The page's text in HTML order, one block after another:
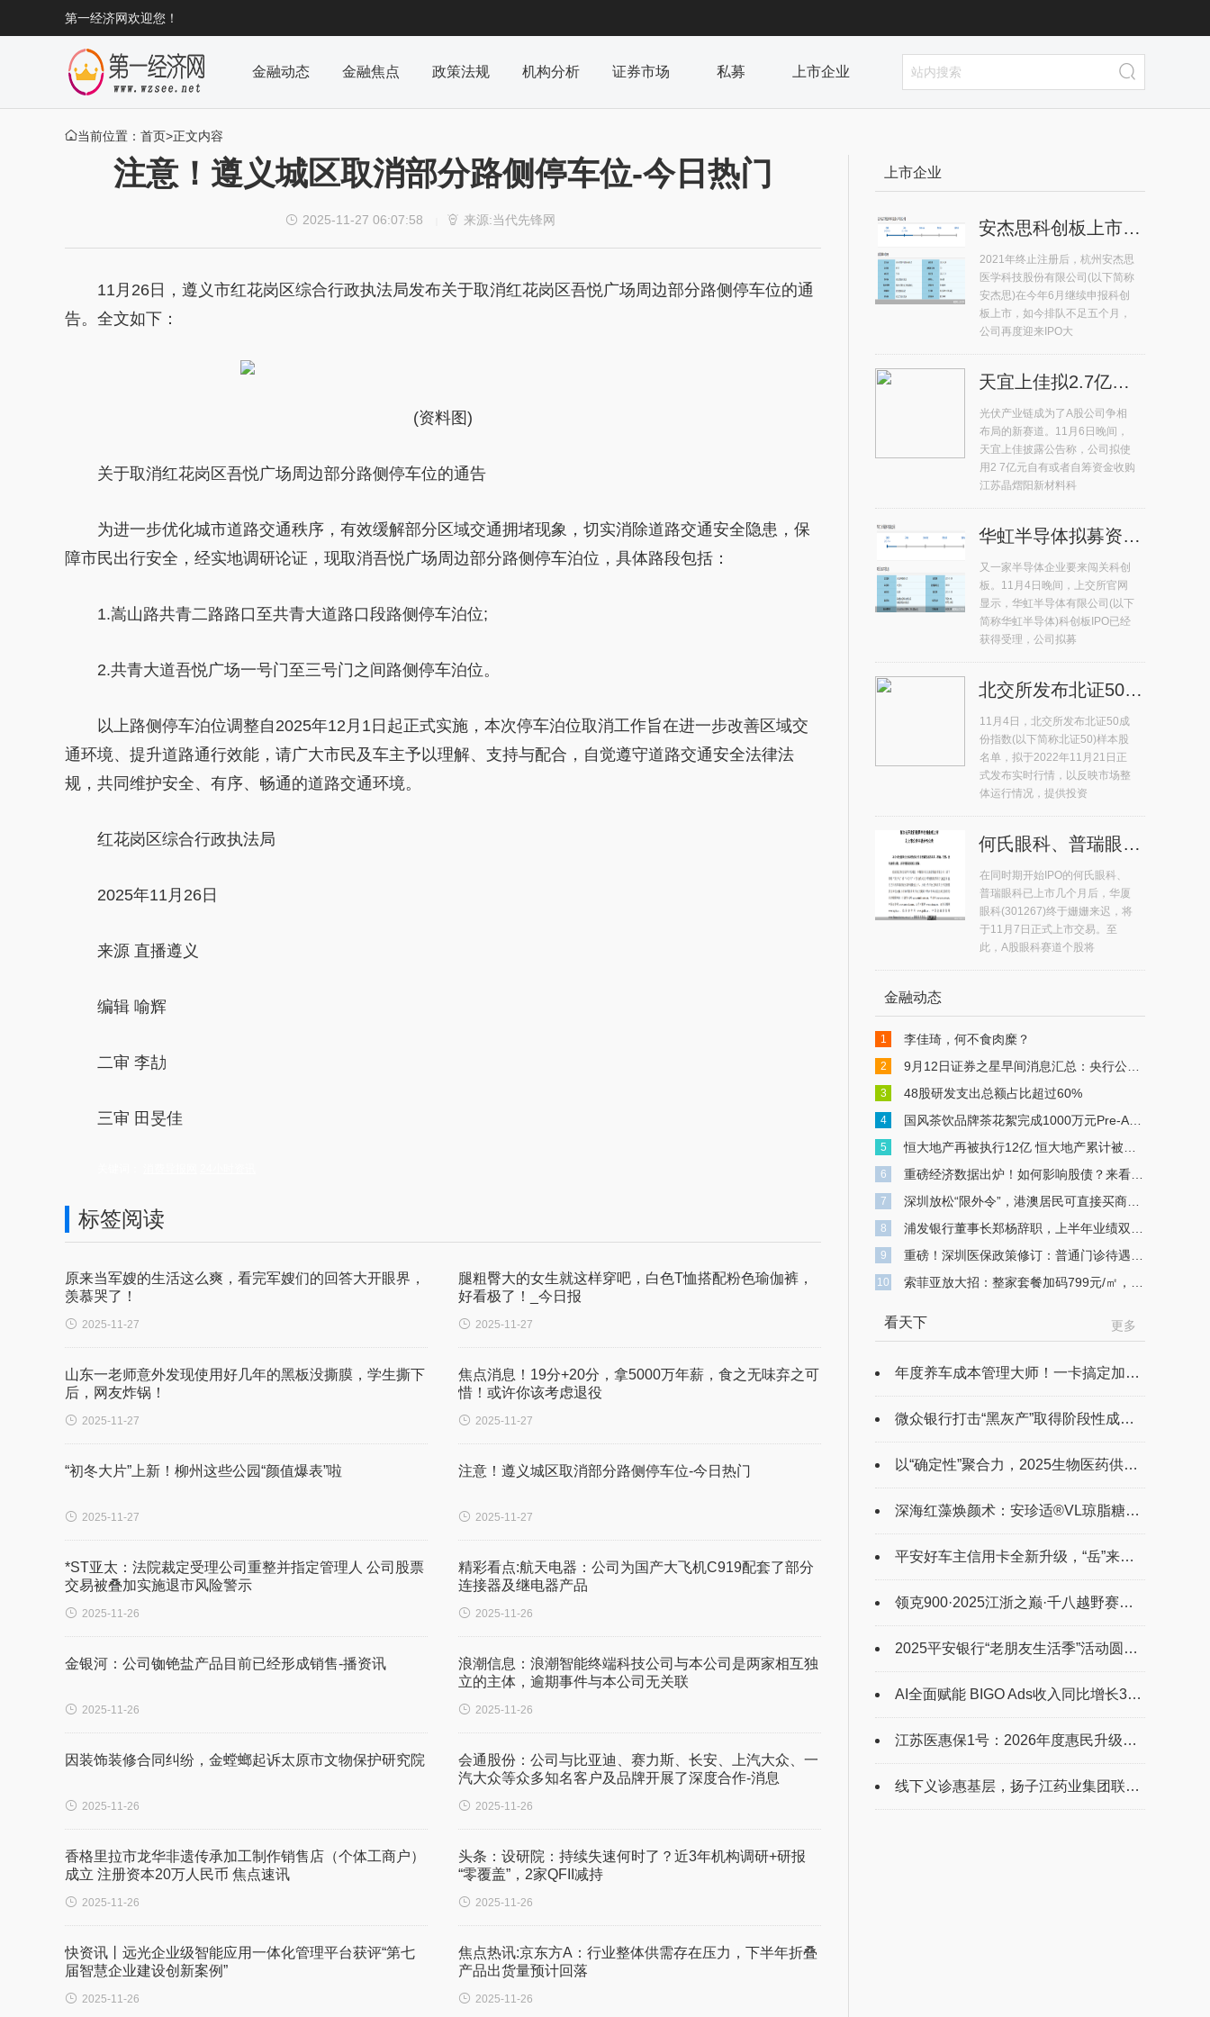
第一经济网欢迎您！
金融动态 金融焦点 政策法规 机构分析 证券市场 私募 上市企业
当前位置： 首页>正文内容
注意！遵义城区取消部分路侧停车位-今日热门
 2025-11-27 06:07:58  来源:当代先锋网
11月26日，遵义市红花岗区综合行政执法局发布关于取消红花岗区吾悦广场周边部分路侧停车位的通
告。全文如下：
(资料图)
关于取消红花岗区吾悦广场周边部分路侧停车位的通告
为进一步优化城市道路交通秩序，有效缓解部分区域交通拥堵现象，切实消除道路交通安全隐患，保
障市民出行安全，经实地调研论证，现取消吾悦广场周边部分路侧停车泊位，具体路段包括：
1.嵩山路共青二路路口至共青大道路口段路侧停车泊位;
2.共青大道吾悦广场一号门至三号门之间路侧停车泊位。
以上路侧停车泊位调整自2025年12月1日起正式实施，本次停车泊位取消工作旨在进一步改善区域交
通环境、提升道路通行效能，请广大市民及车主予以理解、支持与配合，自觉遵守道路交通安全法律法
规，共同维护安全、有序、畅通的道路交通环境。
红花岗区综合行政执法局
2025年11月26日
来源 直播遵义
编辑 喻辉
二审 李劼
三审 田旻佳
标签阅读
原来当军嫂的生活这么爽，看完军嫂们的回答大开眼界，
羡慕哭了！
 2025-11-27
腿粗臀大的女生就这样穿吧，白色T恤搭配粉色瑜伽裤，
好看极了！_今日报
 2025-11-27
山东一老师意外发现使用好几年的黑板没撕膜，学生撕下
后，网友炸锅！
 2025-11-27
焦点消息！19分+20分，拿5000万年薪，食之无味弃之可
惜！或许你该考虑退役
 2025-11-27
“初冬大片”上新！柳州这些公园“颜值爆表”啦
 2025-11-27
注意！遵义城区取消部分路侧停车位-今日热门
 2025-11-27
*ST亚太：法院裁定受理公司重整并指定管理人 公司股票
交易被叠加实施退市风险警示
 2025-11-26
精彩看点:航天电器：公司为国产大飞机C919配套了部分
连接器及继电器产品
 2025-11-26
金银河：公司铷铯盐产品目前已经形成销售-播资讯
 2025-11-26
浪潮信息：浪潮智能终端科技公司与本公司是两家相互独
立的主体，逾期事件与本公司无关联
 2025-11-26
因装饰装修合同纠纷，金螳螂起诉太原市文物保护研究院
 2025-11-26
会通股份：公司与比亚迪、赛力斯、长安、上汽大众、一
汽大众等众多知名客户及品牌开展了深度合作-消息
 2025-11-26
香格里拉市龙华非遗传承加工制作销售店（个体工商户）
成立 注册资本20万人民币 焦点速讯
 2025-11-26
头条：设研院：持续失速何时了？近3年机构调研+研报
“零覆盖”，2家QFII减持
 2025-11-26
快资讯丨远光企业级智能应用一体化管理平台获评“第七
届智慧企业建设创新案例”
 2025-11-26
焦点热讯:京东方A：行业整体供需存在压力，下半年折叠
产品出货量预计回落
 2025-11-26
上市企业
安杰思科创板上市排队不足五个月 再度迎来IPO大考
2021年终止注册后，杭州安杰思
医学科技股份有限公司(以下简称
安杰思)在今年6月继续申报科创
板上市，如今排队不足五个月，
公司再度迎来IPO大
天宜上佳拟2.7亿元收购晶熠阳90%股权 系高铁动车组供应商
光伏产业链成为了A股公司争相
布局的新赛道。11月6日晚间，
天宜上佳披露公告称，公司拟使
用2 7亿元自有或者自筹资金收购
江苏晶熠阳新材料科
华虹半导体拟募资180亿元冲击科创板 年内排名第二
又一家半导体企业要来闯关科创
板。11月4日晚间，上交所官网
显示，华虹半导体有限公司(以下
简称华虹半导体)科创板IPO已经
获得受理，公司拟募
北交所发布北证50成份指数首发样本股 总市值占比71%
11月4日，北交所发布北证50成
份指数(以下简称北证50)样本股
名单，拟于2022年11月21日正
式发布实时行情，以反映市场整
体运行情况，提供投资
何氏眼科、普瑞眼科11月7日上市 A股眼科赛道个股达5只
在同时期开始IPO的何氏眼科、
普瑞眼科已上市几个月后，华厦
眼科(301267)终于姗姗来迟，将
于11月7日正式上市交易。至
此，A股眼科赛道个股将
金融动态
1 李佳琦，何不食肉糜？
2 9月12日证券之星早间消息汇总：央行公布重磅数据
3 48股研发支出总额占比超过60%
4 国风茶饮品牌茶花絮完成1000万元Pre-A轮融资
5 恒大地产再被执行12亿 恒大地产累计被执行超549亿
6 重磅经济数据出炉！如何影响股债？来看解读
7 深圳放松“限外令”，港澳居民可直接买商办物业，中介：有人连夜冒雨买楼
8 浦发银行董事长郑杨辞职，上半年业绩双降，不良贷款余额743亿元
9 重磅！深圳医保政策修订：普通门诊待遇提升 高额医疗费用可“二次报销”
10 索菲亚放大招：整家套餐加码799元/㎡，打造高品质整家定制
看天下 更多
年度养车成本管理大师！一卡搞定加油充电、保养和保险，真香！
微众银行打击“黑灰产”取得阶段性成果 伪冒“微众”商标侵权及不正当竞争案获判赔280万元
以“确定性”聚合力，2025生物医药供应链大会即将启幕
深海红藻焕颜术：安珍适®️VL琼脂糖重启骨相原生美
平安好车主信用卡全新升级，“岳”来越省
领克900·2025江浙之巅·千八越野赛鸣笛开跑
2025平安银行“老朋友生活季”活动圆满收官，金融温度书写“养老金融”新篇章
AI全面赋能 BIGO Ads收入同比增长33.1%
江苏医惠保1号：2026年度惠民升级！30元解锁双重医疗保障
线下义诊惠基层，扬子江药业集团联合国糖尿病日护航“糖友”健康